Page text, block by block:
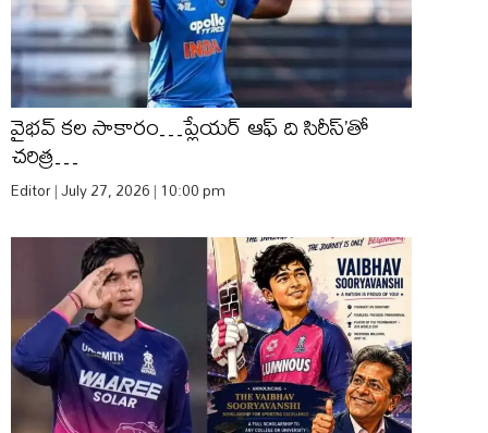
వైభవ్ కల సాకారం…ప్లేయర్ ఆఫ్ ది సిరీస్’తో
చరిత్ర…
Editor July 27, 2026 10:00 pm